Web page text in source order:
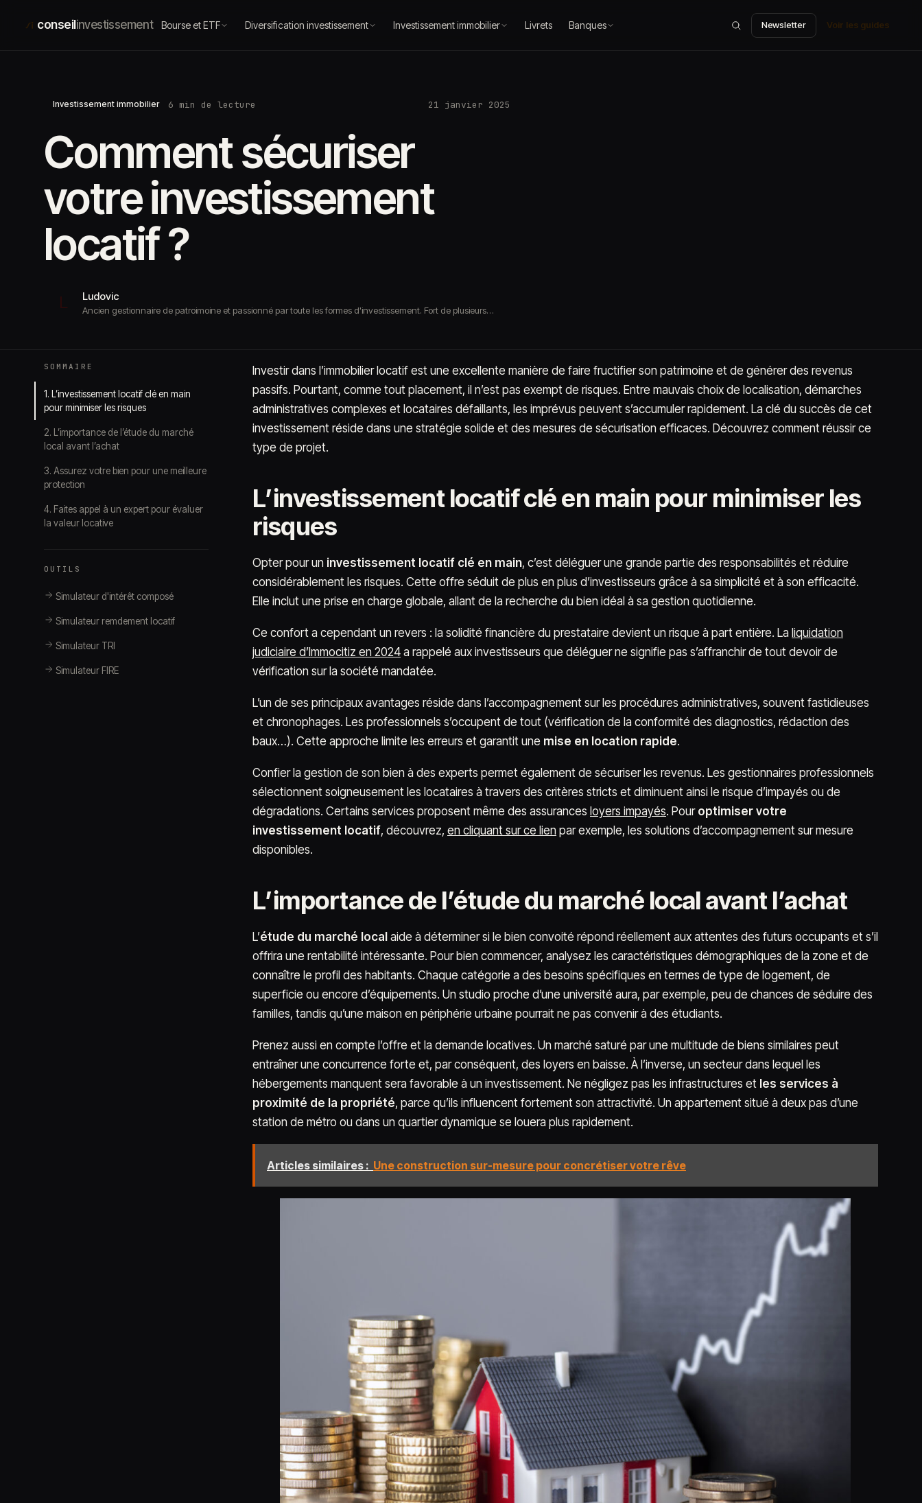
conseil investissement Bourse et ETF Diversification investissement Investissement immobilier Livrets Banques Newsletter Voir les guides
Investissement immobilier 6 min de lecture 21 janvier 2025
Comment sécuriser
votre investissement
locatif ?
L Ludovic
Ancien gestionnaire de patroimoine et passionné par toute les formes d'investissement. Fort de plusieurs…
SOMMAIRE
1. L’investissement locatif clé en main
pour minimiser les risques
2. L’importance de l’étude du marché
local avant l’achat
3. Assurez votre bien pour une meilleure
protection
4. Faites appel à un expert pour évaluer
la valeur locative
OUTILS
Simulateur d'intérêt composé
Simulateur remdement locatif
Simulateur TRI
Simulateur FIRE
Investir dans l’immobilier locatif est une excellente manière de faire fructifier son patrimoine et de générer des revenus
passifs. Pourtant, comme tout placement, il n’est pas exempt de risques. Entre mauvais choix de localisation, démarches
administratives complexes et locataires défaillants, les imprévus peuvent s’accumuler rapidement. La clé du succès de cet
investissement réside dans une stratégie solide et des mesures de sécurisation efficaces. Découvrez comment réussir ce
type de projet.
L’investissement locatif clé en main pour minimiser les
risques
Opter pour un investissement locatif clé en main, c’est déléguer une grande partie des responsabilités et réduire
considérablement les risques. Cette offre séduit de plus en plus d’investisseurs grâce à sa simplicité et à son efficacité.
Elle inclut une prise en charge globale, allant de la recherche du bien idéal à sa gestion quotidienne.
Ce confort a cependant un revers : la solidité financière du prestataire devient un risque à part entière. La liquidation
judiciaire d’Immocitiz en 2024 a rappelé aux investisseurs que déléguer ne signifie pas s’affranchir de tout devoir de
vérification sur la société mandatée.
L’un de ses principaux avantages réside dans l’accompagnement sur les procédures administratives, souvent fastidieuses
et chronophages. Les professionnels s’occupent de tout (vérification de la conformité des diagnostics, rédaction des
baux…). Cette approche limite les erreurs et garantit une mise en location rapide.
Confier la gestion de son bien à des experts permet également de sécuriser les revenus. Les gestionnaires professionnels
sélectionnent soigneusement les locataires à travers des critères stricts et diminuent ainsi le risque d’impayés ou de
dégradations. Certains services proposent même des assurances loyers impayés. Pour optimiser votre
investissement locatif, découvrez, en cliquant sur ce lien par exemple, les solutions d’accompagnement sur mesure
disponibles.
L’importance de l’étude du marché local avant l’achat
L’étude du marché local aide à déterminer si le bien convoité répond réellement aux attentes des futurs occupants et s’il
offrira une rentabilité intéressante. Pour bien commencer, analysez les caractéristiques démographiques de la zone et de
connaître le profil des habitants. Chaque catégorie a des besoins spécifiques en termes de type de logement, de
superficie ou encore d’équipements. Un studio proche d’une université aura, par exemple, peu de chances de séduire des
familles, tandis qu’une maison en périphérie urbaine pourrait ne pas convenir à des étudiants.
Prenez aussi en compte l’offre et la demande locatives. Un marché saturé par une multitude de biens similaires peut
entraîner une concurrence forte et, par conséquent, des loyers en baisse. À l’inverse, un secteur dans lequel les
hébergements manquent sera favorable à un investissement. Ne négligez pas les infrastructures et les services à
proximité de la propriété, parce qu’ils influencent fortement son attractivité. Un appartement situé à deux pas d’une
station de métro ou dans un quartier dynamique se louera plus rapidement.
Articles similaires : Une construction sur-mesure pour concrétiser votre rêve